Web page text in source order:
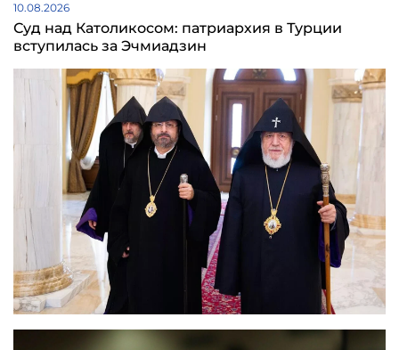
10.08.2026
Суд над Католикосом: патриархия в Турции
вступилась за Эчмиадзин